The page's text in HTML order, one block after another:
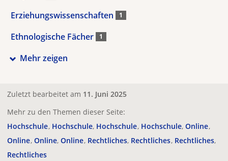
Erziehungswissenschaften 1
Ethnologische Fächer 1
Mehr zeigen
Zuletzt bearbeitet am 11. Juni 2025
Mehr zu den Themen dieser Seite:
Hochschule Hochschule Hochschule Hochschule Online
Online Online Online Rechtliches Rechtliches Rechtliches
Rechtliches